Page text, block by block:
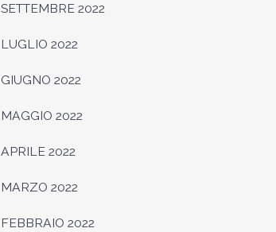
SETTEMBRE 2022
LUGLIO 2022
GIUGNO 2022
MAGGIO 2022
APRILE 2022
MARZO 2022
FEBBRAIO 2022